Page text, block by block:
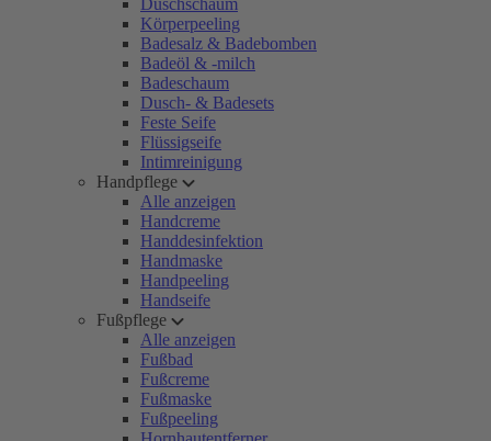
Duschschaum
Körperpeeling
Badesalz & Badebomben
Badeöl & -milch
Badeschaum
Dusch- & Badesets
Feste Seife
Flüssigseife
Intimreinigung
Handpflege
Alle anzeigen
Handcreme
Handdesinfektion
Handmaske
Handpeeling
Handseife
Fußpflege
Alle anzeigen
Fußbad
Fußcreme
Fußmaske
Fußpeeling